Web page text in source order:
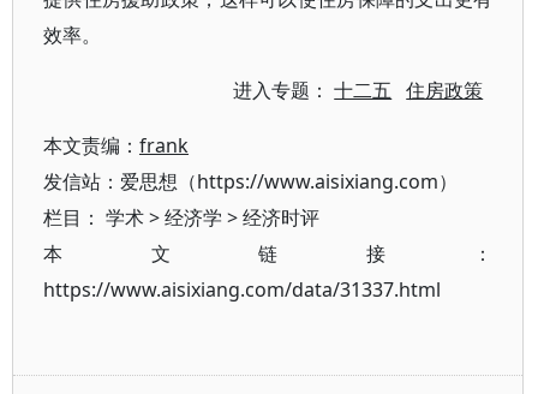
效率。
进入专题：十二五 住房政策
本文责编： frank
发信站：爱思想（https://www.aisixiang.com）
栏目： 学术>经济学 >经济时评
本文链接：
https://www.aisixiang.com/data/31337.html